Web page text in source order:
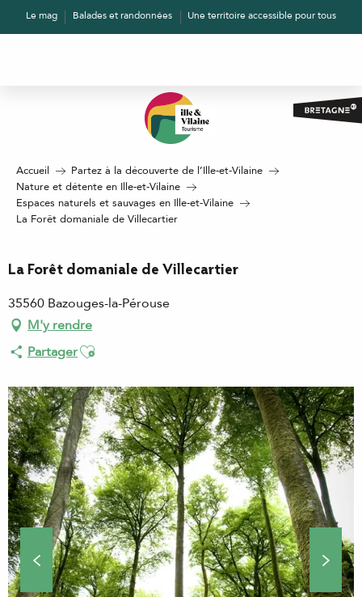
AllerLe mag Balades et randonnées Une territoire accessible pour tous
Accueil
Partez à la découverte de l’Ille-et-Vilaine
Nature et détente en Ille-et-Vilaine
Espaces naturels et sauvages en Ille-et-Vilaine
La Forêt domaniale de Villecartier
La Forêt domaniale de Villecartier
35560 Bazouges-la-Pérouse
M'y rendre
PartagerAjouter aux favoris